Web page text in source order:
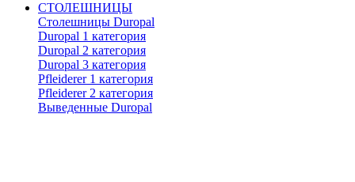
СТОЛЕШНИЦЫ
Столешницы Duropal
Duropal 1 категория
Duropal 2 категория
Duropal 3 категория
Pfleiderer 1 категория
Pfleiderer 2 категория
Выведенные Duropal